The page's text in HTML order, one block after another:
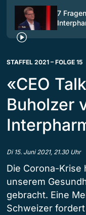
7
STAFFEL 2021 – FOLGE 15
«CEO
Buholzer
Di 15. Juni 2021, 21.30 Uhr
Die Corona-Krise
unserem
gebracht. Eine
Schweizer